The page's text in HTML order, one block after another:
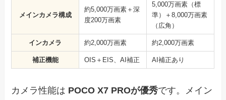
メインカメラ構成
約5,000万画素＋深
度200万画素
5,000万画素（標
準）＋8,000万画素
（広角）
インカメラ 約2,000万画素 約2,000万画素
補正機能 OIS＋EIS、AI補正 AI補正あり
カメラ性能は POCO X7 PROが優秀です。メイン